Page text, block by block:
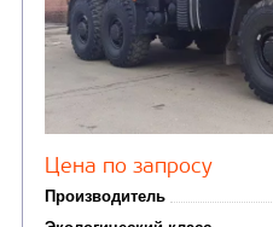
от 5 100 000